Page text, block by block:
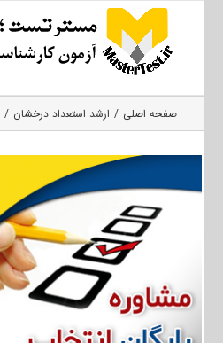
صفحه اصلی ارشد استعداد درخشان